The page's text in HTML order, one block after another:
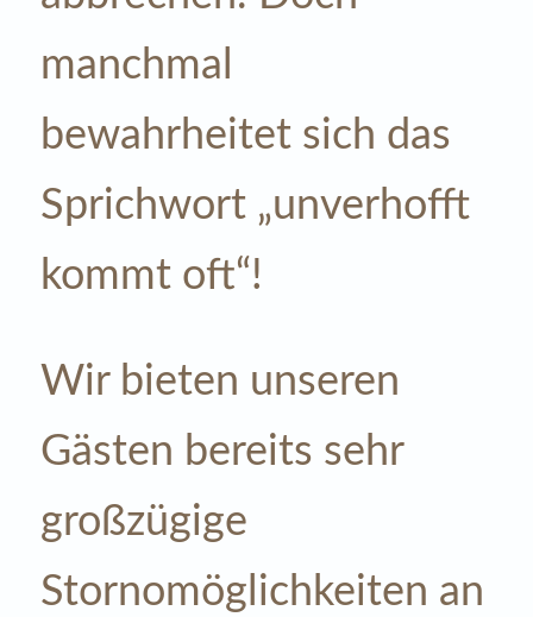
manchmal
bewahrheitet sich das
Sprichwort „unverhofft
kommt oft“!
Wir bieten unseren
Gästen bereits sehr
großzügige
Stornomöglichkeiten an